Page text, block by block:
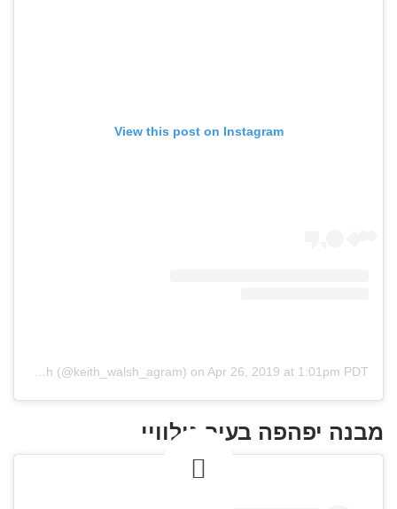
View this post on Instagram
on Apr 26, 2019 at 1:01pm PDT
מבנה יפהפה בעיר גולוויי